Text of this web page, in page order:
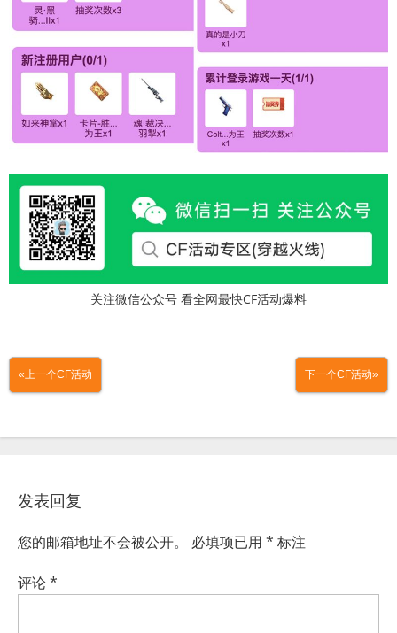
关注微信公众号 看全网最快CF活动爆料
«上一个CF活动 下一个CF活动»
发表回复
您的邮箱地址不会被公开。 必填项已用 * 标注
评论*